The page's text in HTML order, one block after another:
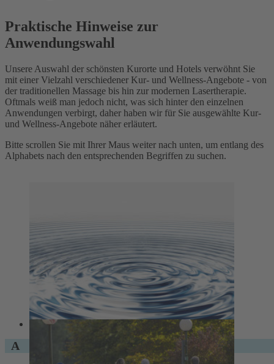
Praktische Hinweise zur
Anwendungswahl
Unsere Auswahl der schönsten Kurorte und Hotels verwöhnt Sie
mit einer Vielzahl verschiedener Kur- und Wellness-Angebote - von
der traditionellen Massage bis hin zur modernen Lasertherapie.
Oftmals weiß man jedoch nicht, was sich hinter den einzelnen
Anwendungen verbirgt, daher haben wir für Sie ausgewählte Kur-
und Wellness-Angebote näher erläutert.
Bitte scrollen Sie mit Ihrer Maus weiter nach unten, um entlang des
Alphabets nach den entsprechenden Begriffen zu suchen.
A